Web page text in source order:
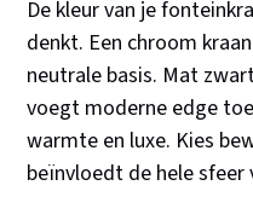
De kleur van je
denkt. Een chroom
neutrale basis. Mat
voegt moderne edge
warmte en luxe. Kies
beïnvloedt de hele